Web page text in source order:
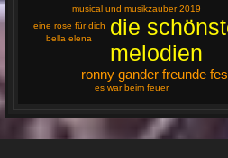
die
melodien
ronny gander freunde
musical und musikzauber 2019
es war beim feuer
bella elena
eine rose für dich